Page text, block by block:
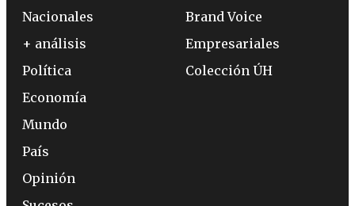
Nacionales
+ análisis
Política
Economía
Mundo
País
Opinión
Brand Voice
Empresariales
Colección ÚH